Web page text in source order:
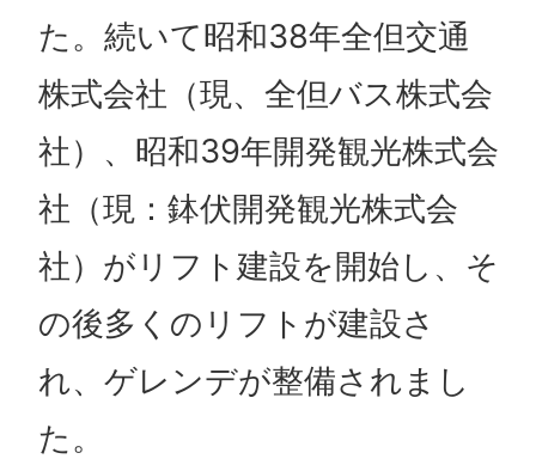
た。続いて昭和38年全但交通
株式会社（現、全但バス株式会
社）、昭和39年開発観光株式会
社（現：鉢伏開発観光株式会
社）がリフト建設を開始し、そ
の後多くのリフトが建設さ
れ、ゲレンデが整備されまし
た。